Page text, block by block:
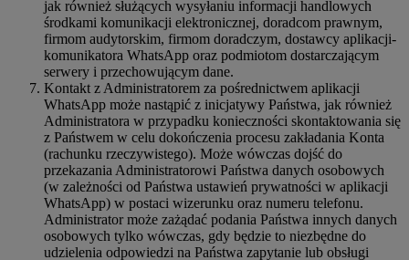
jak również służących wysyłaniu informacji handlowych
środkami komunikacji elektronicznej, doradcom prawnym,
firmom audytorskim, firmom doradczym, dostawcy aplikacji-
komunikatora WhatsApp oraz podmiotom dostarczającym
serwery i przechowującym dane.
Kontakt z Administratorem za pośrednictwem aplikacji
WhatsApp może nastąpić z inicjatywy Państwa, jak również
Administratora w przypadku konieczności skontaktowania się
z Państwem w celu dokończenia procesu zakładania Konta
(rachunku rzeczywistego). Może wówczas dojść do
przekazania Administratorowi Państwa danych osobowych
(w zależności od Państwa ustawień prywatności w aplikacji
WhatsApp) w postaci wizerunku oraz numeru telefonu.
Administrator może zażądać podania Państwa innych danych
osobowych tylko wówczas, gdy będzie to niezbędne do
udzielenia odpowiedzi na Państwa zapytanie lub obsługi